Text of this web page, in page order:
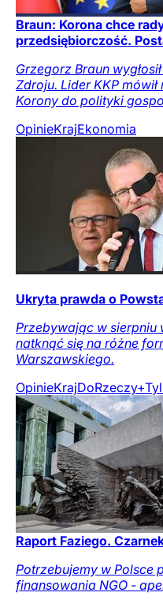
Braun: Korona chce
przedsiębiorczość.
Grzegorz Braun
Zdroju. Lider KKP
Korony do polityki
OpinieKrajEkonomia
Ukryta prawda o
Przebywając w sierpniu
natknąć się na różne
Warszawskiego.
OpinieKrajDoRzeczy+
Raport Faziego.
Potrzebujemy w Polsce
finansowania NGO -